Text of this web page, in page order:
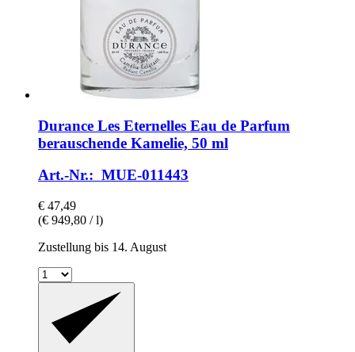
Durance Les Eternelles Eau de Parfum
berauschende Kamelie, 50 ml
Art.-Nr.: MUE-011443
€ 47,49
(€ 949,80 / l)
Zustellung bis 14. August